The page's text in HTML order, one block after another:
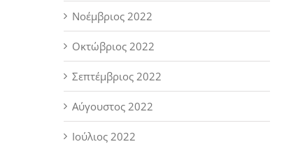
Νοέμβριος 2022
Οκτώβριος 2022
Σεπτέμβριος 2022
Αύγουστος 2022
Ιούλιος 2022